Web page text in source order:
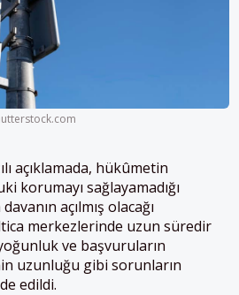
açıklamada, hükûmetin
korumayı sağlayamadığı
açılmış olacağı
merkezlerinde uzun süredir
ve başvuruların
uzunluğu gibi sorunların
edildi.